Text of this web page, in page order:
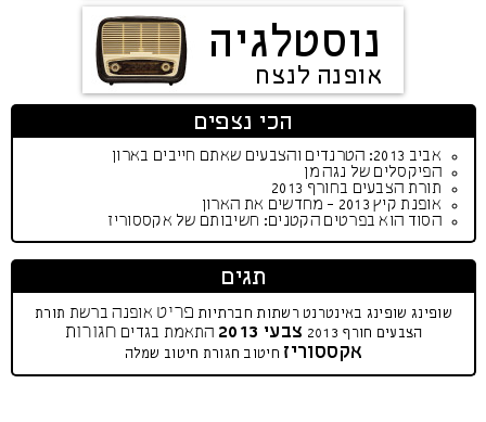
נוסטלגיה
אופנה לנצח
הכי נצפים
אביב 2013: הטרנדים והצבעים שאתם חייבים בארון
הפיקסלים של נגה מן
תורת הצבעים בחורף 2013
אופנת קיץ 2013 - מחדשים את הארון
הסוד הוא בפרטים הקטנים: חשיבותם של אקססוריז
תגים
שופינג שופינג באינטרנט רשתות חברתיות פריט אופנה ברשת תורת
הצבעים חורף 2013 צבעי 2013 התאמת בגדים חגורות
אקססוריז חיטוב חגורת חיטוב שמלה